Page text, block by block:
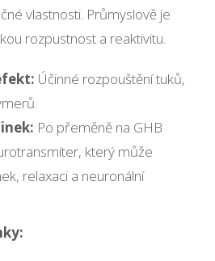
vlastnosti. Průmyslově je
rozpustnost a reaktivitu.
Účinné rozpouštění tuků,
Po přeměně na GHB
který může
relaxaci a neuronální